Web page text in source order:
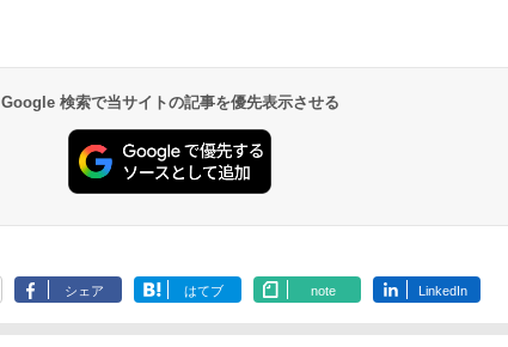
Google 検索で当サイトの記事を優先表示させる
シェア はてブ note LinkedIn